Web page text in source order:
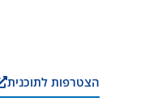
הצטרפות לתוכנית